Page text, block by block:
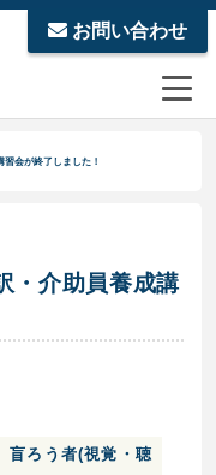
お問い合わせ
会が終了しました！
・介助員養成講
盲ろう者(視覚・聴